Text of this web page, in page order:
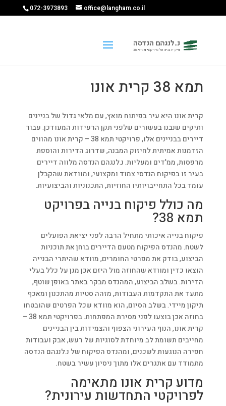
072-3973893 office@langham.co.il
תמא 38 קרית אונו
קרית אונו היא עיר בפיתוח מואץ, עם מלאי גדול של בניינים
ותיקים שנבנו בעשורים שלפני תקן הרעידות המעודכן. עבור
דיירים בבניינים אלו, פרויקטי תמא 38 – קרית אונו מהווים
הזדמנות אמיתית לחיזוק המבנה, שדרוג הדירות והוספת
מרפסות, ממ'דים ומעליות. נ.לנגהם הנדסה מלווה דיירים
בעיר זו בפיקוח הנדסי צמוד ומקצועי, ומוודאת שהקבלן
עומד בכל התחייבויותיו החוזיות, התכנוניות והביצועיות.
מה כולל פיקוח בנייה בפרויקט
תמא 38?
פיקוח בנייה איכותי מתחיל הרבה לפני יציאת הפועלים
לשטח. מהנדס הפיקוח מטעם הדיירים בוחן את תוכניות
הביצוע, בודק את מפרטי החומרים, מוודא שהיתרי הבנייה
הוצאו כדין ומוודא שהחוזה מול היזם אכן מגן על כלל בעלי
הדירות. בשלב הביצוע, המהנדס מבקר באתר באופן שוטף,
מתעד את התקדמות העבודות, מזהה סטיות מהתכנון ומאכף
תיקון מיידי. בשלב הסיום, הוא מוודא שכל הפרטים שהובטחו
בחוזה אכן בוצעו לפני מסירת המפתחות. בפרויקטי תמא 38 –
קרית אונו, הנוף העירוני הצפוף והצמידות בין הבניינים
מחייבים תשומת לב מיוחדת לסוגיות של רעש, אבק ועבודות
חפירה הנוגעות לשכנים, ומהנדס הפיקוח של נ.לנגהם הנדסה
מתמודד עם אתגרים אלו מתוך ניסיון עשיר בשטח.
מדוע קרית אונו מתאימה
לפרויקטי התחדשות עירונית?